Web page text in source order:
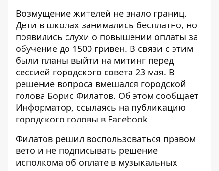
Возмущение жителей не знало границ.
Дети в школах занимались бесплатно, но
появились слухи о повышении оплаты за
обучение до 1500 гривен. В связи с этим
были планы выйти на митинг перед
сессией городского совета 23 мая. В
решение вопроса вмешался городской
голова Борис Филатов. Об этом сообщает
Информатор, ссылаясь на публикацию
городского головы в Facebook.
Филатов решил воспользоваться правом
вето и не подписывать решение
исполкома об оплате в музыкальных